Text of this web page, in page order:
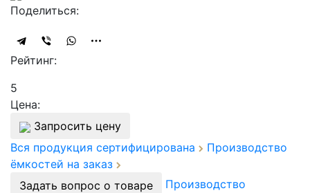
Поделиться:
Рейтинг:
5
Цена:
Запросить цену
Вся продукция сертифицирована
Производство
ёмкостей на заказ
Задать вопрос о товаре
Производство